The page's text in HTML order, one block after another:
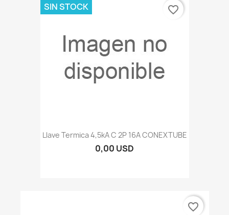
Llave Termica 4,5kA C 2P 16A CONEXTUBE
0,00 USD
SIN STOCK favorite_border
favorite_border